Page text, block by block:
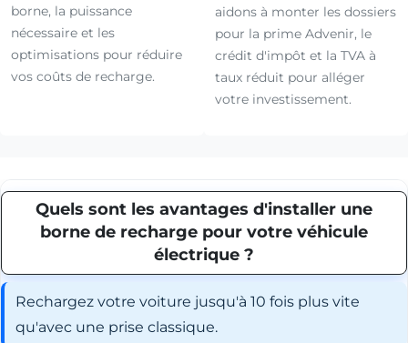
borne, la puissance
nécessaire et les
optimisations pour réduire
vos coûts de recharge.
aidons à monter les dossiers
pour la prime Advenir, le
crédit d'impôt et la TVA à
taux réduit pour alléger
votre investissement.
Quels sont les avantages d'installer une
borne de recharge pour votre véhicule
électrique ?
Rechargez votre voiture jusqu'à 10 fois plus vite
qu'avec une prise classique.